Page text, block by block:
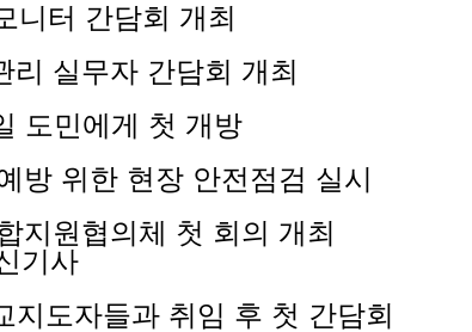
니터 간담회 개최
리 실무자 간담회 개최
도민에게 첫 개방
방 위한 현장 안전점검 실시
지원협의체 첫 회의 개최
기사
지도자들과 취임 후 첫 간담회